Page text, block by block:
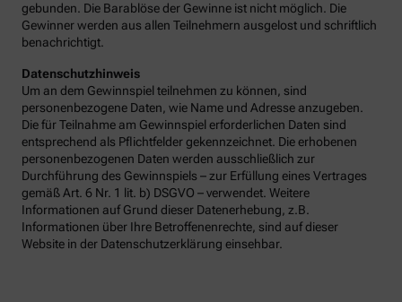
gebunden. Die Barablöse der Gewinne ist nicht möglich. Die
Gewinner werden aus allen Teilnehmern ausgelost und schriftlich
benachrichtigt.
Datenschutzhinweis
Um an dem Gewinnspiel teilnehmen zu können, sind
personenbezogene Daten, wie Name und Adresse anzugeben.
Die für Teilnahme am Gewinnspiel erforderlichen Daten sind
entsprechend als Pflichtfelder gekennzeichnet. Die erhobenen
personenbezogenen Daten werden ausschließlich zur
Durchführung des Gewinnspiels – zur Erfüllung eines Vertrages
gemäß Art. 6 Nr. 1 lit. b) DSGVO – verwendet. Weitere
Informationen auf Grund dieser Datenerhebung, z.B.
Informationen über Ihre Betroffenenrechte, sind auf dieser
Website in der Datenschutzerklärung einsehbar.